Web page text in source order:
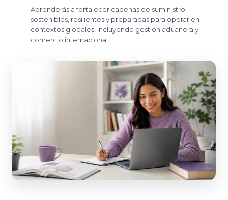
Aprenderás a fortalecer cadenas de suministro
sostenibles, resilientes y preparadas para operar en
contextos globales, incluyendo gestión aduanera y
comercio internacional.